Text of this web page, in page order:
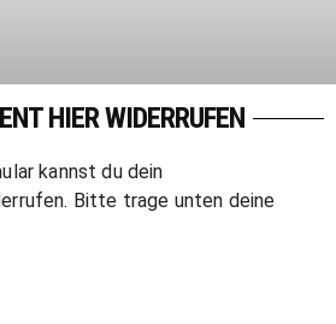
HIER WIDERRUFEN
kannst du dein
Bitte trage unten deine